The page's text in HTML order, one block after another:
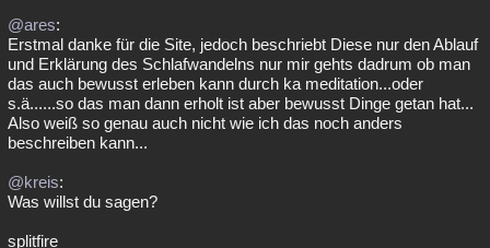
@ares:
Erstmal danke für die Site, jedoch beschriebt Diese nur den Ablauf
und Erklärung des Schlafwandelns nur mir gehts dadrum ob man
das auch bewusst erleben kann durch ka meditation...oder
s.ä......so das man dann erholt ist aber bewusst Dinge getan hat...
Also weiß so genau auch nicht wie ich das noch anders
beschreiben kann...
@kreis:
Was willst du sagen?
splitfire